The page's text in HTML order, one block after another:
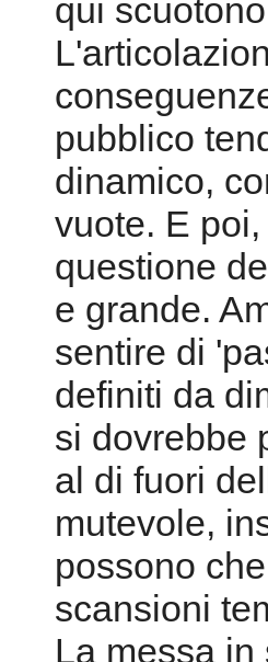
qui
pubblico
dinamico,
vuote. E
questione
e grande.
sentire di
definiti da
si dovrebbe
al di fuori
mutevole,
possono
scansioni
La messa